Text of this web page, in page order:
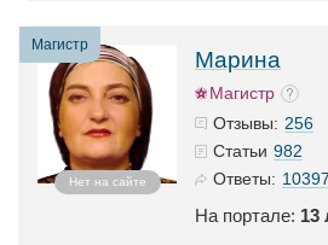
Магистр
Нет на сайте
Марина
Магистр
Отзывы: 256
Статьи 982
Ответы:
На портале: 13